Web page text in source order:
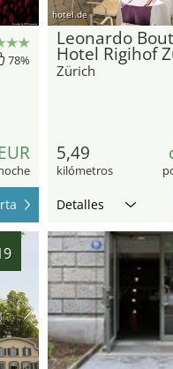
78%
hotel.de
Leonardo
Hotel Rigihof
Zürich
5,49
kilómetros
Detalles